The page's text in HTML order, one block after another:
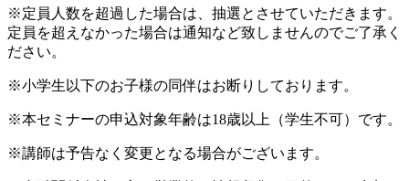
※定員人数を超過した場合は、抽選とさせていただきます。
定員を超えなかった場合は通知など致しませんのでご了承く
ださい。
※小学生以下のお子様の同伴はお断りしております。
※本セミナーの申込対象年齢は18歳以上（学生不可）です。
※講師は予告なく変更となる場合がございます。